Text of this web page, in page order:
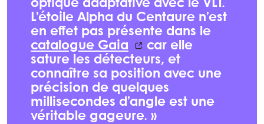
optique adaptative avec le VLT.
L’étoile Alpha du Centaure n’est
en effet pas présente dans le
catalogue Gaia
car elle
sature les détecteurs, et
connaître sa position avec une
précision de quelques
millisecondes d’angle est une
véritable gageure. »